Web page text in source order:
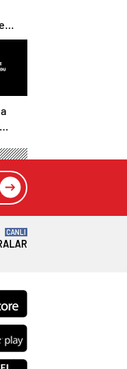
CANLI